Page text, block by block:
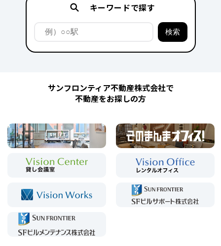
キーワードで探す
サンフロンティア不動産株式会社で
不動産をお探しの方